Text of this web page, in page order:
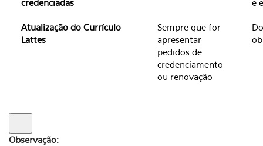
credenciadas
e
Atualização do Currículo
Lattes
Sempre que for
apresentar
pedidos de
credenciamento
ou renovação
Observação: